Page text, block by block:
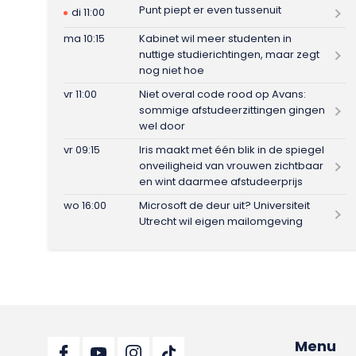
di 11:00
Punt piept er even tussenuit
ma 10:15
Kabinet wil meer studenten in
nuttige studierichtingen, maar zegt
nog niet hoe
vr 11:00
Niet overal code rood op Avans:
sommige afstudeerzittingen gingen
wel door
vr 09:15
Iris maakt met één blik in de spiegel
onveiligheid van vrouwen zichtbaar
en wint daarmee afstudeerprijs
wo 16:00
Microsoft de deur uit? Universiteit
Utrecht wil eigen mailomgeving
Menu